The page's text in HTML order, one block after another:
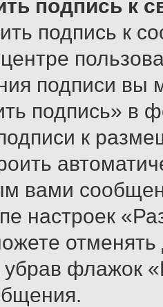
подпись к
подпись к
подписи вы
подпись» в
к
вами
настроек
флажок